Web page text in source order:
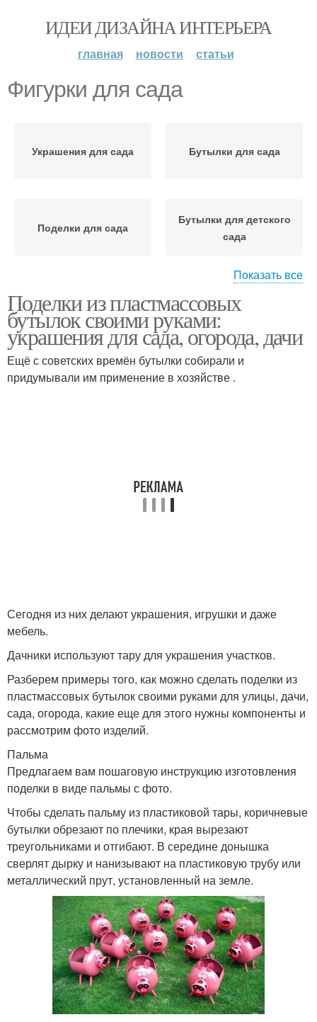
ИДЕИ ДИЗАЙНА ИНТЕРЬЕРА
главная новости статьи
Фигурки для сада
Украшения для сада Бутылки для сада
Поделки для сада
Бутылки для детского
сада
Зоопарк в саду Руки для детского сада
Показать все
Поделки из пластмассовых
бутылок своими руками:
украшения для сада, огорода, дачи
Ещё с советских времён бутылки собирали и
придумывали им применение в хозяйстве .
Сегодня из них делают украшения, игрушки и даже
мебель.
Дачники используют тару для украшения участков.
Разберем примеры того, как можно сделать поделки из
пластмассовых бутылок своими руками для улицы, дачи,
сада, огорода, какие еще для этого нужны компоненты и
рассмотрим фото изделий.
Пальма
Предлагаем вам пошаговую инструкцию изготовления
поделки в виде пальмы с фото.
Чтобы сделать пальму из пластиковой тары, коричневые
бутылки обрезают по плечики, края вырезают
треугольниками и отгибают. В середине донышка
сверлят дырку и нанизывают на пластиковую трубу или
металлический прут, установленный на земле.